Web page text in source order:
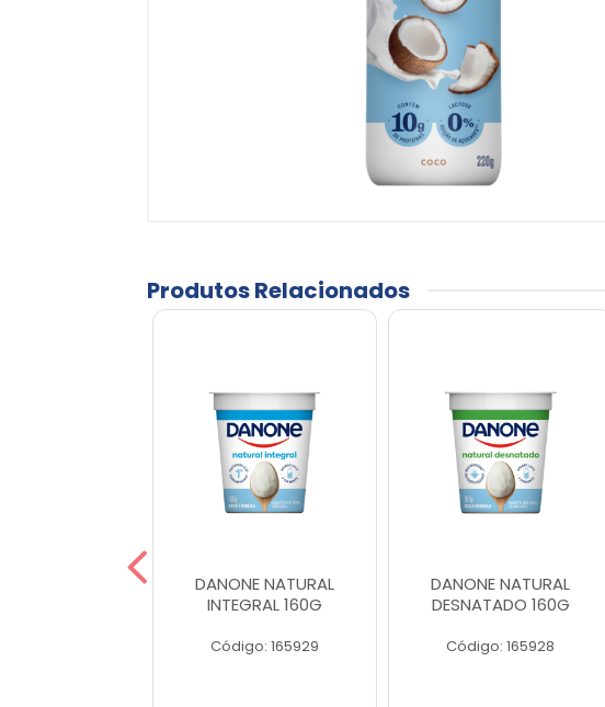
Produtos Relacionados
DANONE NATURAL
INTEGRAL 160G
Código: 165929
DANONE NATURAL
DESNATADO 160G
Código: 165928